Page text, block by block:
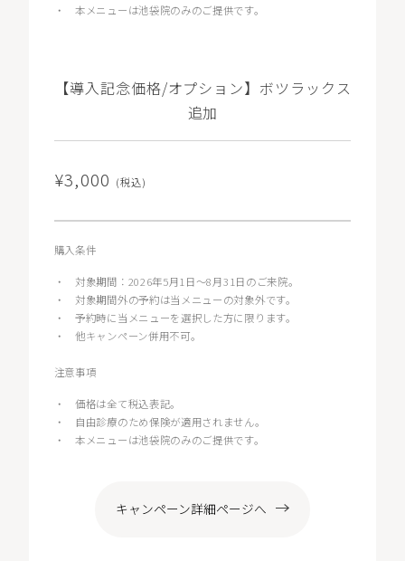
・本メニューは池袋院のみのご提供です。
【導入記念価格/オプション】ボツラックス
追加
¥3,000 (税込)
購入条件
・ 対象期間：2026年5月1日〜8月31日のご来院。
・ 対象期間外の予約は当メニューの対象外です。
・予約時に当メニューを選択した方に限ります。
・他キャンペーン併用不可。
注意事項
・価格は全て税込表記。
・
自由診療のため保険が適用されません。
・本メニューは池袋院のみのご提供です。
キャンペーン詳細ページへ